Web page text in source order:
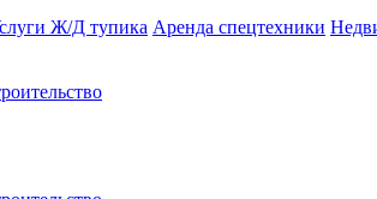
Ж/Д тупика Аренда спецтехники